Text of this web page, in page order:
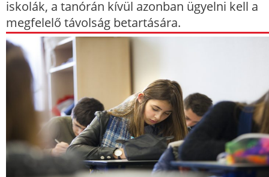
iskolák, a tanórán kívül azonban ügyelni kell a
megfelelő távolság betartására.